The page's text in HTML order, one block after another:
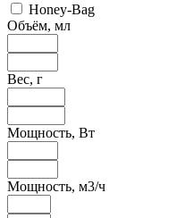
Honey-Bag
Объём, мл
Вес, г
Мощность, Вт
Мощность, м3/ч